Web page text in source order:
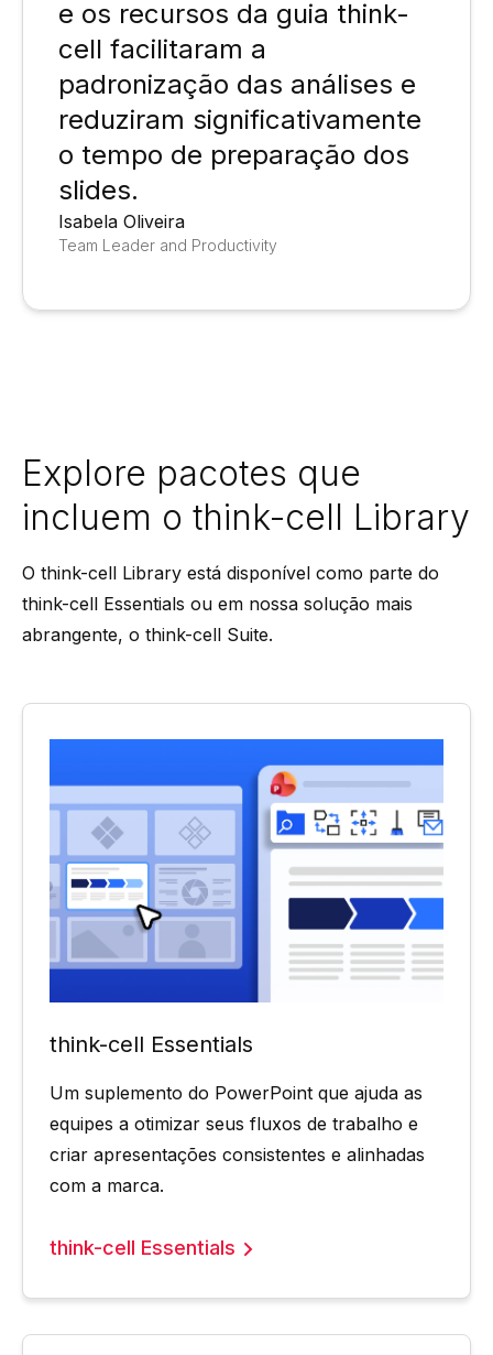
e os recursos da guia think-
cell facilitaram a
padronização das análises e
reduziram significativamente
o tempo de preparação dos
slides.
Isabela Oliveira
Team Leader and Productivity
Explore pacotes que
incluem o think-cell Library
O think-cell Library está disponível como parte do
think-cell Essentials ou em nossa solução mais
abrangente, o think-cell Suite.
think-cell Essentials
Um suplemento do PowerPoint que ajuda as
equipes a otimizar seus fluxos de trabalho e
criar apresentações consistentes e alinhadas
com a marca.
think-cell Essentials